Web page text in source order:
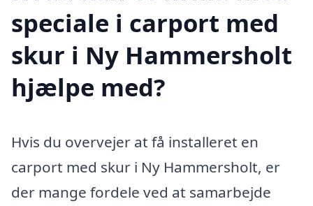
speciale i carport med
skur i Ny Hammersholt
hjælpe med?
Hvis du overvejer at få installeret en
carport med skur i Ny Hammersholt, er
der mange fordele ved at samarbejde